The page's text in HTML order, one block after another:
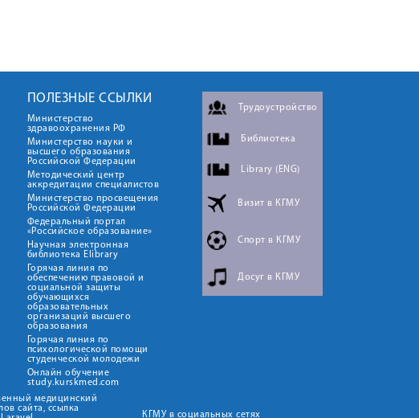
ПОЛЕЗНЫЕ ССЫЛКИ
Министерство
здравоохранения РФ
Министерство науки и
высшего образования
Российской Федерации
Методический центр
аккредитации специалистов
Министерство просвещения
Российской Федерации
Федеральный портал
«Российское образование»
Научная электронная
библиотека Elibrary
Горячая линия по
обеспечению правовой и
социальной защиты
обучающихся
образовательных
организаций высшего
образования
Горячая линия по
психологической помощи
студенческой молодежи
Онлайн обучение
study.kurskmed.com
Трудоустройство
Библиотека
Library (ENG)
Визит в КГМУ
Спорт в КГМУ
Досуг в КГМУ
медицинский
сайта, ссылка
КГМУ в социальных сетях